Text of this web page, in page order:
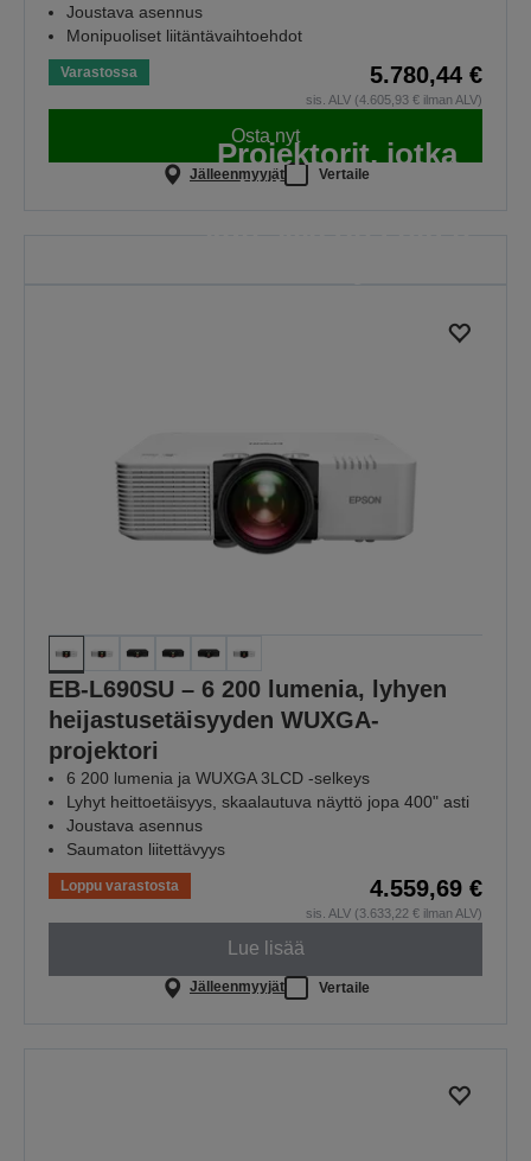
Joustava asennus
Monipuoliset liitäntävaihtoehdot
Varastossa 5.780,44 €
sis. ALV (4.605,93 € ilman ALV)
Osta nyt
Jälleenmyyjät Vertaile
Projektorit, jotka
toimivat varmasti,
EB-L690SU – 6 200 lumenia, lyhyen
heijastusetäisyyden WUXGA-
projektori
6 200 lumenia ja WUXGA 3LCD -selkeys
Lyhyt heittoetäisyys, skaalautuva näyttö jopa 400" asti
Joustava asennus
Saumaton liitettävyys
Loppu varastosta 4.559,69 €
sis. ALV (3.633,22 € ilman ALV)
Lue lisää
Jälleenmyyjät Vertaile